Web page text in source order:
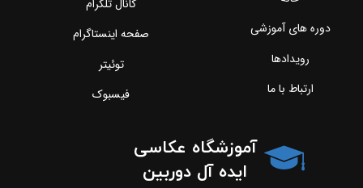
آموزشگاه عکاسی
ایده آل دوربین
دوره های آموزشی
رویدادها
ارتباط با ما
کانال تلگرام
صفحه اینستاگرام
توئیتر
فیسبوک